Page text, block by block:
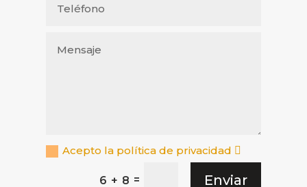
Acepto la política de privacidad
6 + 8 = Enviar